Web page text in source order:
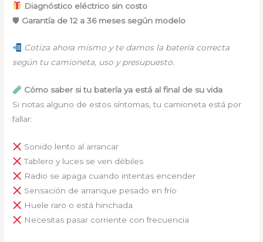
Diagnóstico eléctrico sin costo
🛡 Garantía de 12 a 36 meses según modelo
Cotiza ahora mismo y te damos la batería correcta
según tu camioneta, uso y presupuesto.
Cómo saber si tu batería ya está al final de su vida
Si notas alguno de estos síntomas, tu camioneta está por
fallar:
Sonido lento al arrancar
Tablero y luces se ven débiles
Radio se apaga cuando intentas encender
Sensación de arranque pesado en frío
Huele raro o está hinchada
Necesitas pasar corriente con frecuencia